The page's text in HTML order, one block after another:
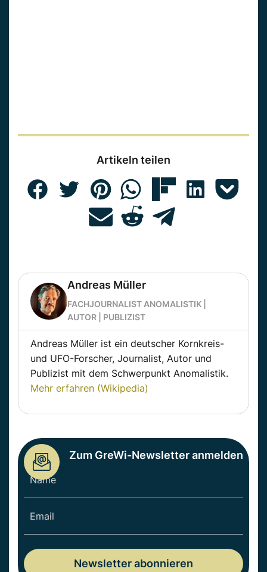
Artikeln teilen
Andreas Müller
FACHJOURNALIST ANOMALISTIK |
AUTOR | PUBLIZIST
Andreas Müller ist ein deutscher Kornkreis-
und UFO-Forscher, Journalist, Autor und
Publizist mit dem Schwerpunkt Anomalistik.
Mehr erfahren (Wikipedia)
Zum GreWi-Newsletter anmelden